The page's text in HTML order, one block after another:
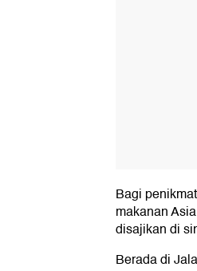
Bagi
makanan
disajikan di
Berada di